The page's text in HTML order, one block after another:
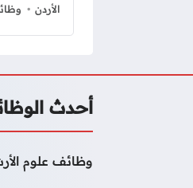
الأردن
أحدث
وظائف علوم